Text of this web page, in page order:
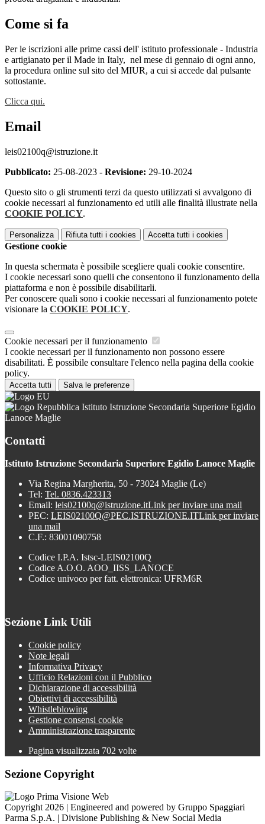
Come si fa
Per le iscrizioni alle prime cassi dell' istituto professionale - Industria
e artigianato per il Made in Italy, nel mese di gennaio di ogni anno,
la procedura online sul sito del MIUR, a cui si accede dal pulsante
sottostante.
Clicca qui.
Email
leis02100q@istruzione.it
Pubblicato: 25-08-2023 - Revisione: 29-10-2024
Questo sito o gli strumenti terzi da questo utilizzati si avvalgono di
cookie necessari al funzionamento ed utili alle finalità illustrate nella
COOKIE POLICY.
Personalizza Rifiuta tutti i cookies Accetta tutti i cookies
Gestione cookie
In questa schermata è possibile scegliere quali cookie consentire.
I cookie necessari sono quelli che consentono il funzionamento della
piattaforma e non è possibile disabilitarli.
Per conoscere quali sono i cookie necessari al funzionamento potete
visionare la COOKIE POLICY.
Cookie necessari per il funzionamento
I cookie necessari per il funzionamento non possono essere
disabilitati. È possibile consultare l'elenco nella pagina della cookie
policy.
Accetta tutti Salva le preferenze
Istituto Istruzione Secondaria Superiore Egidio
Lanoce Maglie
Contatti
Istituto Istruzione Secondaria Superiore Egidio Lanoce Maglie
Via Regina Margherita, 50 - 73024 Maglie (Le)
Tel: Tel. 0836.423313
Email: leis02100q@istruzione.itLink per inviare una mail
PEC: LEIS02100Q@PEC.ISTRUZIONE.ITLink per inviare
una mail
C.F.: 83001090758
Codice I.P.A. Istsc-LEIS02100Q
Codice A.O.O. AOO_IISS_LANOCE
Codice univoco per fatt. elettronica: UFRM6R
Sezione Link Utili
Cookie policy
Note legali
Informativa Privacy
Ufficio Relazioni con il Pubblico
Dichiarazione di accessibilità
Obiettivi di accessibilità
Whistleblowing
Gestione consensi cookie
Amministrazione trasparente
Pagina visualizzata 702 volte
Sezione Copyright
Copyright 2026 | Engineered and powered by Gruppo Spaggiari
Parma S.p.A. | Divisione Publishing & New Social Media